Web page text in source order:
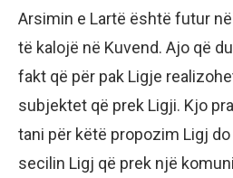
Arsimin e Lartë është futur
të kalojë në Kuvend. Ajo që
fakt që për pak Ligje
subjektet që prek Ligji. Kjo
tani për këtë propozim Ligj
secilin Ligj që prek një